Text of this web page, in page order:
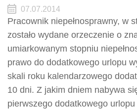
07.07.2014
Pracownik niepełnosprawny, w
zostało wydane orzeczenie o
umiarkowanym stopniu
prawo do dodatkowego urlopu
skali roku kalendarzowego
10 dni. Z jakim dniem nabywa
pierwszego dodatkowego